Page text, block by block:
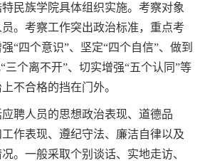
民族学院具体组织实施。考察对象
。考察工作突出政治标准，重点考
“四个意识”、坚定“四个自信”、做到
三个离不开”、切实增强“五个认同”等
不合格的挡在门外。
聘人员的思想政治表现、道德品
作表现、遵纪守法、廉洁自律以及
。一般采取个别谈话、实地走访、